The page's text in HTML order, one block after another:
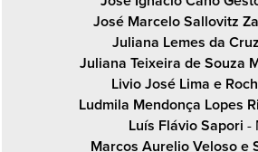
José Marcelo Sallovitz
Juliana Lemes da Cruz
Juliana Teixeira de Souza
Livio José Lima e
Ludmila Mendonça Lopes
Luís Flávio Sapori -
Marcos Aurelio Veloso e